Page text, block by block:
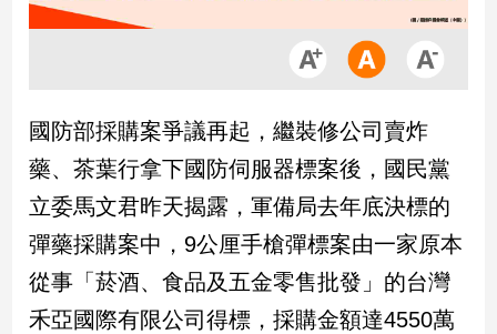
品
政
治
政
治
焦
品
觀
國防部採購案爭議再起，繼裝修公司賣炸
藥、茶葉行拿下國防伺服器標案後，國民黨
立委馬文君昨天揭露，軍備局去年底決標的
彈藥採購案中，9公厘手槍彈標案由一家原本
從事「菸酒、食品及五金零售批發」的台灣
禾亞國際有限公司得標，採購金額達4550萬